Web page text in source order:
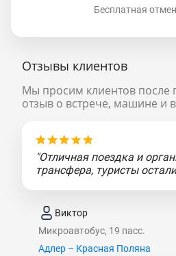
Бесплатная
Отзывы клиентов
Мы просим клиентов после
отзыв о встрече, машине и
"Отличная поездка и
трансфера, туристы
Виктор
Микроавтобус, 19 пасс.
Адлер – Красная Поляна